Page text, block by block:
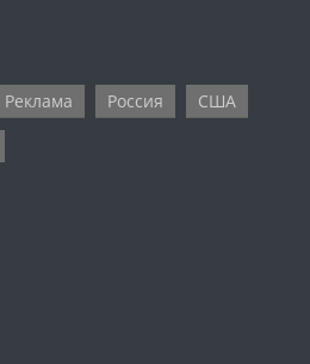
Реклама Россия
США